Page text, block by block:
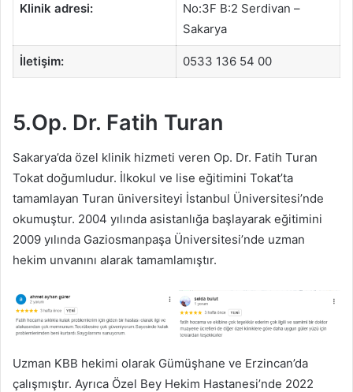
Klinik adresi:
No:3F B:2 Serdivan –
Sakarya
İletişim: 0533 136 54 00
5.Op. Dr. Fatih Turan
Sakarya’da özel klinik hizmeti veren Op. Dr. Fatih Turan
Tokat doğumludur. İlkokul ve lise eğitimini Tokat’ta
tamamlayan Turan üniversiteyi İstanbul Üniversitesi’nde
okumuştur. 2004 yılında asistanlığa başlayarak eğitimini
2009 yılında Gaziosmanpaşa Üniversitesi’nde uzman
hekim unvanını alarak tamamlamıştır.
Uzman KBB hekimi olarak Gümüşhane ve Erzincan’da
çalışmıştır. Ayrıca Özel Bey Hekim Hastanesi’nde 2022